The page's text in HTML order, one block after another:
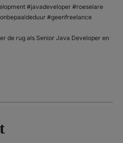
#javadeveloper #roeselare
#geenfreelance
de rug als Senior Java Developer en